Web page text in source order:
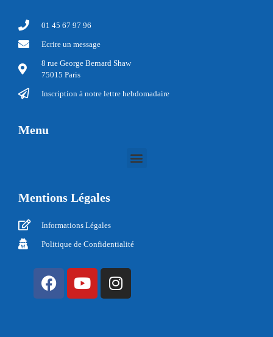
01 45 67 97 96
Ecrire un message
8 rue George Bernard Shaw
75015 Paris
Inscription à notre lettre hebdomadaire
Menu
Mentions Légales
Informations Légales
Politique de Confidentialité